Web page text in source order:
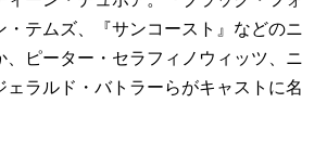
・テムズ、『サンコースト』などのニ
、ピーター・セラフィノウィッツ、ニ
ェラルド・バトラーらがキャストに名